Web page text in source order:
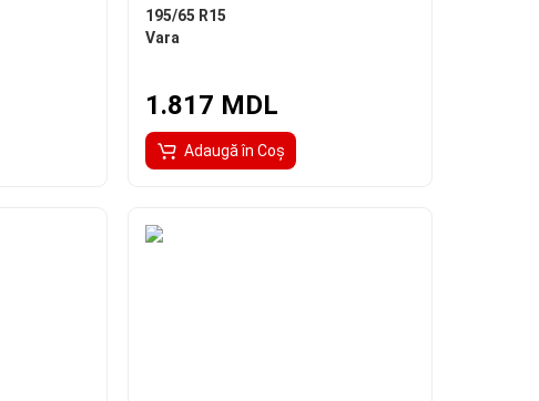
195/65 R15
Vara
1.817 MDL
Adaugă în Coş